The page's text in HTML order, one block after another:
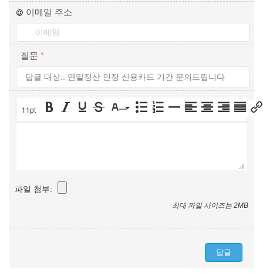
이메일 주소
질문 *
11pt
파일 첨부:
최대 파일 사이즈는 2MB